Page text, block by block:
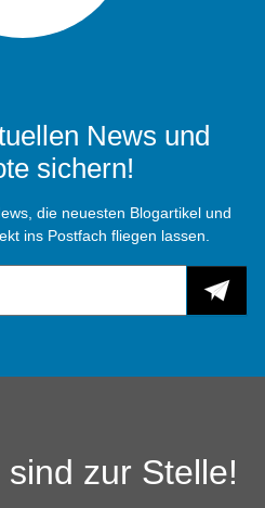
News und
sichern!
die neuesten Blogartikel und
ins Postfach fliegen lassen.
zur Stelle!